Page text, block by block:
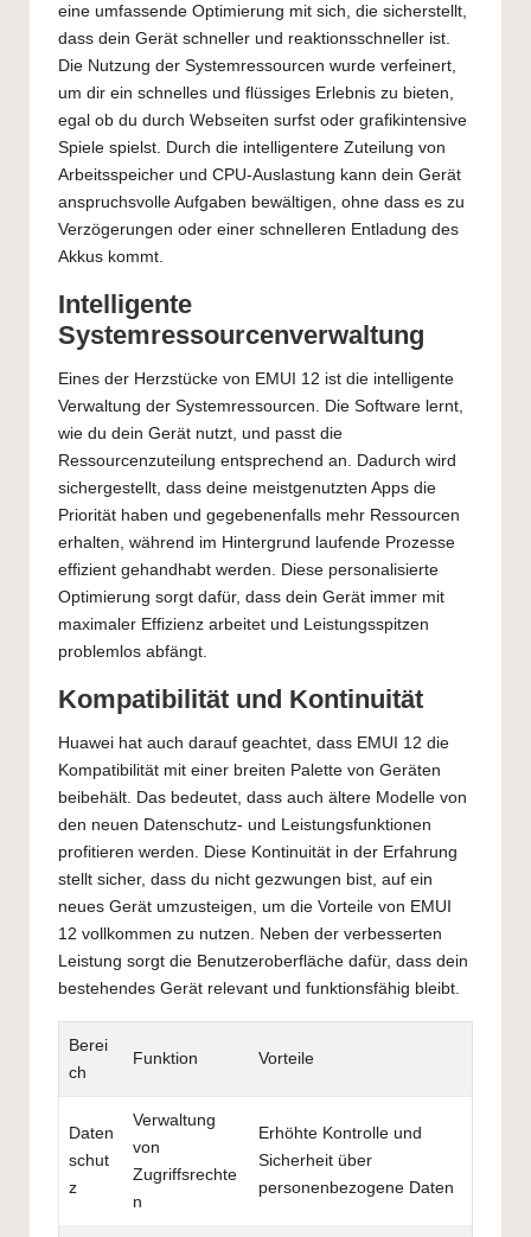
eine umfassende Optimierung mit sich, die sicherstellt,
dass dein Gerät schneller und reaktionsschneller ist.
Die Nutzung der Systemressourcen wurde verfeinert,
um dir ein schnelles und flüssiges Erlebnis zu bieten,
egal ob du durch Webseiten surfst oder grafikintensive
Spiele spielst. Durch die intelligentere Zuteilung von
Arbeitsspeicher und CPU-Auslastung kann dein Gerät
anspruchsvolle Aufgaben bewältigen, ohne dass es zu
Verzögerungen oder einer schnelleren Entladung des
Akkus kommt.
Intelligente
Systemressourcenverwaltung
Eines der Herzstücke von EMUI 12 ist die intelligente
Verwaltung der Systemressourcen. Die Software lernt,
wie du dein Gerät nutzt, und passt die
Ressourcenzuteilung entsprechend an. Dadurch wird
sichergestellt, dass deine meistgenutzten Apps die
Priorität haben und gegebenenfalls mehr Ressourcen
erhalten, während im Hintergrund laufende Prozesse
effizient gehandhabt werden. Diese personalisierte
Optimierung sorgt dafür, dass dein Gerät immer mit
maximaler Effizienz arbeitet und Leistungsspitzen
problemlos abfängt.
Kompatibilität und Kontinuität
Huawei hat auch darauf geachtet, dass EMUI 12 die
Kompatibilität mit einer breiten Palette von Geräten
beibehält. Das bedeutet, dass auch ältere Modelle von
den neuen Datenschutz- und Leistungsfunktionen
profitieren werden. Diese Kontinuität in der Erfahrung
stellt sicher, dass du nicht gezwungen bist, auf ein
neues Gerät umzusteigen, um die Vorteile von EMUI
12 vollkommen zu nutzen. Neben der verbesserten
Leistung sorgt die Benutzeroberfläche dafür, dass dein
bestehendes Gerät relevant und funktionsfähig bleibt.
Berei
ch
Funktion Vorteile
Daten
schut
z
Verwaltung
von
Zugriffsrechte
n
Erhöhte Kontrolle und
Sicherheit über
personenbezogene Daten